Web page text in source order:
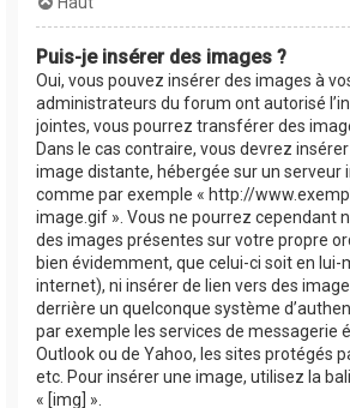
Puis-je insérer des images ?
Oui, vous pouvez insérer des images à
administrateurs du forum ont autorisé
jointes, vous pourrez transférer des
Dans le cas contraire, vous devrez
image distante, hébergée sur un serveur
comme par exemple « http://
image.gif ». Vous ne pourrez cependant
des images présentes sur votre propre
bien évidemment, que celui-ci soit en
internet), ni insérer de lien vers des
derrière un quelconque système
par exemple les services de messagerie
Outlook ou de Yahoo, les sites protégés
etc. Pour insérer une image, utilisez la
« [img] ».